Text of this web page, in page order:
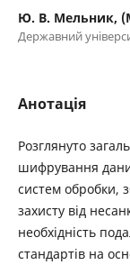
Ю. В. Мельник,
Державний
Анотація
Розглянуто
шифрування
систем обробки,
захисту від
необхідність
стандартів на